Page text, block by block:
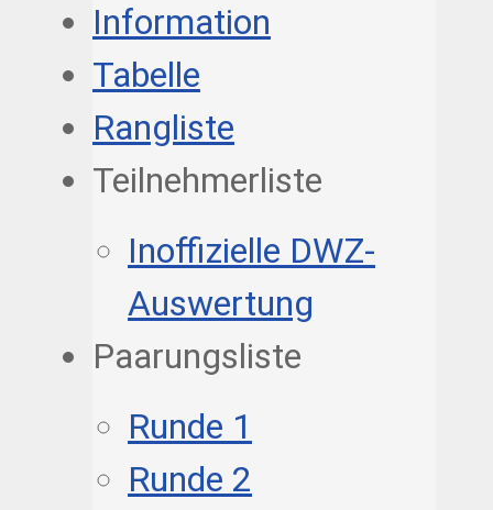
Information
Tabelle
Rangliste
Teilnehmerliste
Inoffizielle DWZ-
Auswertung
Paarungsliste
Runde 1
Runde 2